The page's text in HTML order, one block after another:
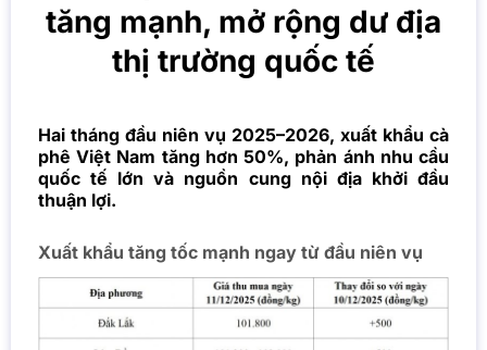
tăng mạnh, mở rộng dư địa
thị trường quốc tế
Hai tháng đầu niên vụ 2025–2026, xuất khẩu cà
phê Việt Nam tăng hơn 50%, phản ánh nhu cầu
quốc tế lớn và nguồn cung nội địa khởi đầu
thuận lợi.
Xuất khẩu tăng tốc mạnh ngay từ đầu niên vụ